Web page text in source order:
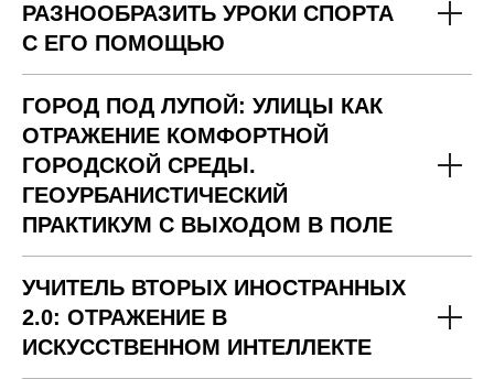
РАЗНООБРАЗИТЬ УРОКИ СПОРТА
С ЕГО ПОМОЩЬЮ
ГОРОД ПОД ЛУПОЙ: УЛИЦЫ КАК
ОТРАЖЕНИЕ КОМФОРТНОЙ
ГОРОДСКОЙ СРЕДЫ.
ГЕОУРБАНИСТИЧЕСКИЙ
ПРАКТИКУМ С ВЫХОДОМ В ПОЛЕ
УЧИТЕЛЬ ВТОРЫХ ИНОСТРАННЫХ
2.0: ОТРАЖЕНИЕ В
ИСКУССТВЕННОМ ИНТЕЛЛЕКТЕ